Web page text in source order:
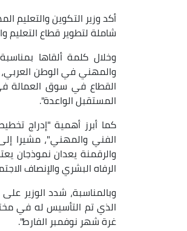
أكد وزير التكوين والتعليم
شاملة لتطوير قطاع
والمهني في الوطن
القطاع في سوق العمالة
المستقبل الواعدة".
كما أبرز أهمية "إدراج
الفني والمهني"، مشيرا
والرقمنة يعدان نموذجان
الرفاه البشري والإنصاف
وبالمناسبة، شدد الوزير
الذي تم التأسيس له في
غرة شهر نوفمبر الفارط".